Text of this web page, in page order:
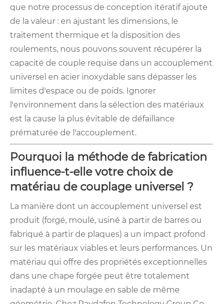
que notre processus de conception itératif ajoute
de la valeur : en ajustant les dimensions, le
traitement thermique et la disposition des
roulements, nous pouvons souvent récupérer la
capacité de couple requise dans un accouplement
universel en acier inoxydable sans dépasser les
limites d'espace ou de poids. Ignorer
l'environnement dans la sélection des matériaux
est la cause la plus évitable de défaillance
prématurée de l'accouplement.
Pourquoi la méthode de fabrication
influence-t-elle votre choix de
matériau de couplage universel ?
La manière dont un accouplement universel est
produit (forgé, moulé, usiné à partir de barres ou
fabriqué à partir de plaques) a un impact profond
sur les matériaux viables et leurs performances. Un
matériau qui offre des propriétés exceptionnelles
dans une chape forgée peut être totalement
inadapté à un moulage en sable de même